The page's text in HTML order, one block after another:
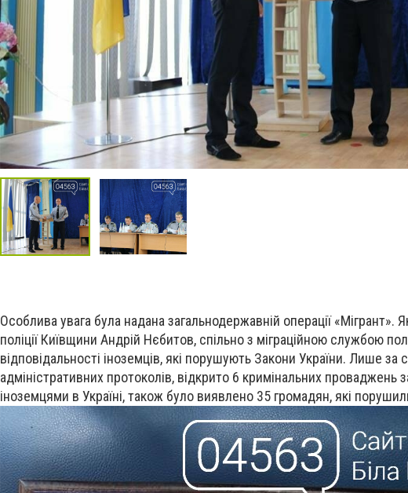
Особлива увага була надана загальнодержавній операції «Мігрант».
поліції Київщини Андрій Нєбитов, спільно з міграційною службою
відповідальності іноземців, які порушують Закони України. Лише
адміністративних протоколів, відкрито 6 кримінальних проваджень
іноземцями в Україні, також було виявлено 35 громадян, які